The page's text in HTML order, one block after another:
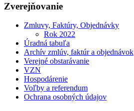
Zverejňovanie
Zmluvy, Faktúry, Objednávky
Rok 2022
Úradná tabuľa
Archív zmlúv, faktúr a objednávok
Verejné obstarávanie
VZN
Hospodárenie
Voľby a referendum
Ochrana osobných údajov